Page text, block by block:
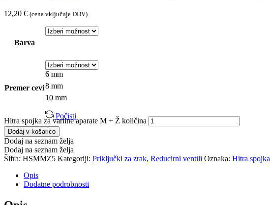
12,20 € (cena vključuje DDV)
Barva
Premer cevi
6 mm
8 mm
10 mm
Počisti
Hitra spojka za varilne aparate M + Ž količina
Dodaj v košarico
Dodaj na seznam želja
Dodaj na seznam želja
Šifra: HSMMZ5 Kategoriji: Priključki za zrak, Reducirni ventili Oznaka: Hitra spojka
Opis
Dodatne podrobnosti